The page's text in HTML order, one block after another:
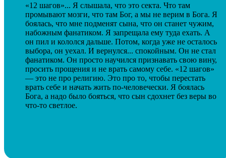
«12 шагов»... Я слышала, что это секта. Что там
промывают мозги, что там Бог, а мы не верим в Бога. Я
боялась, что мне подменят сына, что он станет чужим,
набожным фанатиком. Я запрещала ему туда ехать. А
он пил и кололся дальше. Потом, когда уже не осталось
выбора, он уехал. И вернулся... спокойным. Он не стал
фанатиком. Он просто научился признавать свою вину,
просить прощения и не врать самому себе. «12 шагов»
— это не про религию. Это про то, чтобы перестать
врать себе и начать жить по-человечески. Я боялась
Бога, а надо было бояться, что сын сдохнет без веры во
что-то светлое.